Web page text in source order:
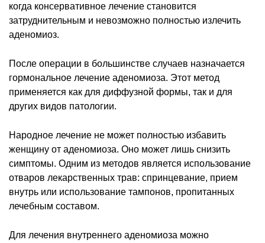
когда консервативное лечение становится
затруднительным и невозможно полностью излечить
аденомиоз.
После операции в большинстве случаев назначается
гормональное лечение аденомиоза. Этот метод
применяется как для диффузной формы, так и для
других видов патологии.
Народное лечение не может полностью избавить
женщину от аденомиоза. Оно может лишь снизить
симптомы. Одним из методов является использование
отваров лекарственных трав: спринцевание, прием
внутрь или использование тампонов, пропитанных
лечебным составом.
Для лечения внутреннего аденомиоза можно